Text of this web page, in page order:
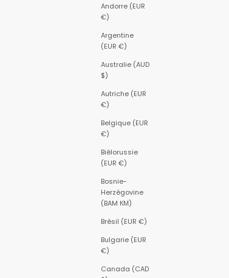
Andorre (EUR
€)
Argentine
(EUR €)
Australie (AUD
$)
Autriche (EUR
€)
Belgique (EUR
€)
Biélorussie
(EUR €)
Bosnie-
Herzégovine
(BAM КМ)
Brésil (EUR €)
Bulgarie (EUR
€)
Canada (CAD